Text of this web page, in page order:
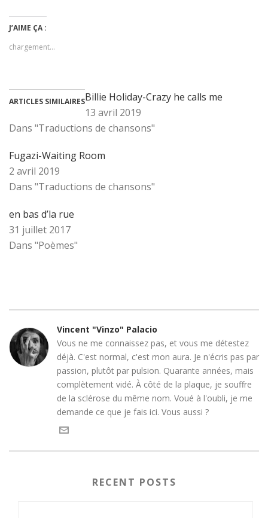
J’AIME ÇA :
chargement…
ARTICLES SIMILAIRESBillie Holiday-Crazy he calls me
13 avril 2019
Dans "Traductions de chansons"
Fugazi-Waiting Room
2 avril 2019
Dans "Traductions de chansons"
en bas d’la rue
31 juillet 2017
Dans "Poèmes"
Vincent "Vinzo" Palacio
Vous ne me connaissez pas, et vous me détestez
déjà. C'est normal, c'est mon aura. Je n'écris pas par
passion, plutôt par pulsion. Quarante années, mais
complètement vidé. À côté de la plaque, je souffre
de la sclérose du même nom. Voué à l'oubli, je me
demande ce que je fais ici. Vous aussi ?
RECENT POSTS